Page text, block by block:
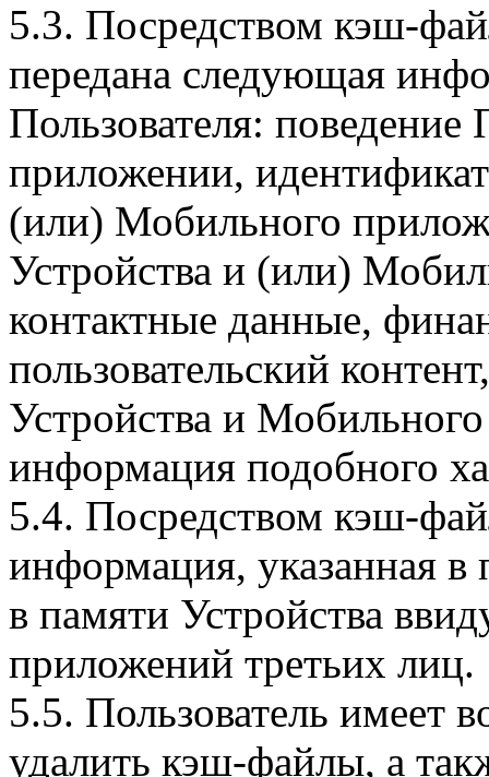
5.3. Посредством кэш-
передана следующая
Пользователя:
приложении,
(или) Мобильного
Устройства и (или)
контактные данные,
пользовательский
Устройства и
информация подобного
5.4. Посредством кэш-
информация, указанная в
в памяти Устройства
приложений третьих лиц.
5.5. Пользователь имеет
удалить кэш-файлы, а